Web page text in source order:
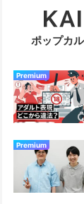
ポップカ
Premium
Premium